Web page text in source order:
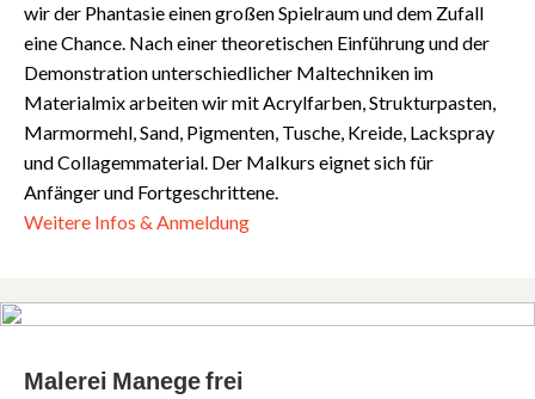
wir der Phantasie einen großen Spielraum und dem Zufall
eine Chance. Nach einer theoretischen Einführung und der
Demonstration unterschiedlicher Maltechniken im
Materialmix arbeiten wir mit Acrylfarben, Strukturpasten,
Marmormehl, Sand, Pigmenten, Tusche, Kreide, Lackspray
und Collagemmaterial. Der Malkurs eignet sich für
Anfänger und Fortgeschrittene.
Weitere Infos & Anmeldung
Malerei Manege frei